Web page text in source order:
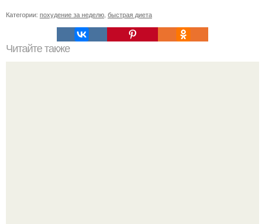
Категории: похудение за неделю быстрая диета
Читайте также